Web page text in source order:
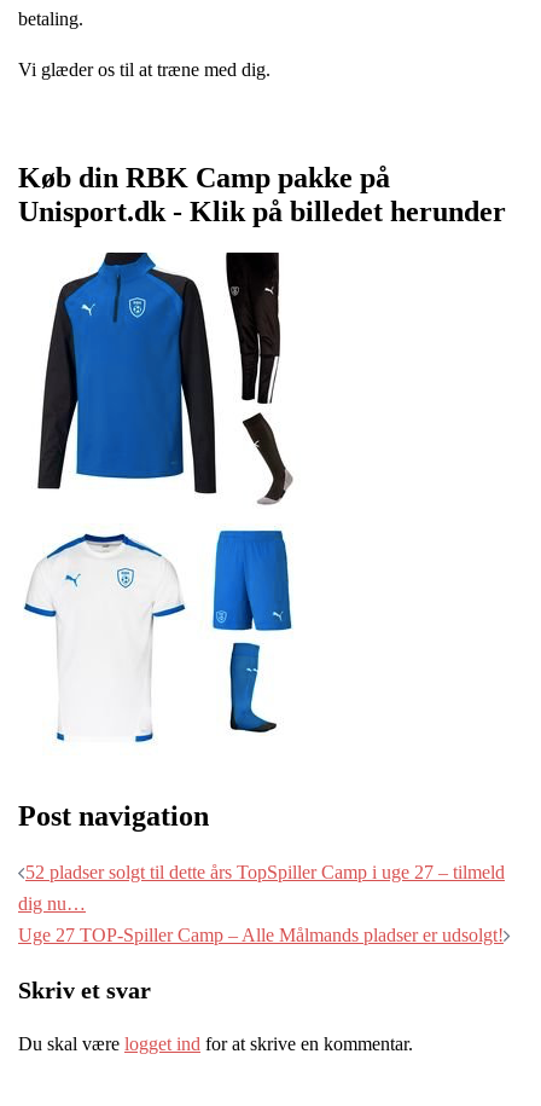
betaling.
Vi glæder os til at træne med dig.
Køb din RBK Camp pakke på
Unisport.dk - Klik på billedet herunder
Post navigation
52 pladser solgt til dette års TopSpiller Camp i uge 27 – tilmeld
dig nu…
Uge 27 TOP-Spiller Camp – Alle Målmands pladser er udsolgt!
Skriv et svar
Du skal være logget ind for at skrive en kommentar.